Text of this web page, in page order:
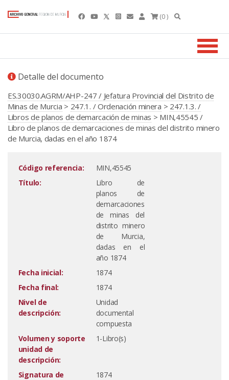
(0 )
Detalle del documento
ES.30030.AGRM/AHP-247 / Jefatura Provincial del Distrito de
Minas de Murcia > 247.1. / Ordenación minera > 247.1.3. /
Libros de planos de demarcación de minas > MIN,45545 /
Libro de planos de demarcaciones de minas del distrito minero
de Murcia, dadas en el año 1874
Código referencia:
MIN,45545
Título:
Libro de
planos de
demarcaciones
de minas del
distrito minero
de Murcia,
dadas en el
año 1874
Fecha inicial:
1874
Fecha final:
1874
Nivel de
descripción:
Unidad
documental
compuesta
Volumen y soporte
unidad de
descripción:
1-Libro(s)
Signatura de
1874